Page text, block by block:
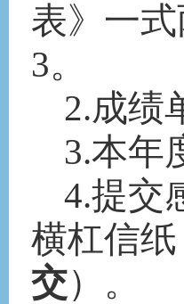
表》一
3。
2.成绩
3.本年
4.提交
横杠信
交）。